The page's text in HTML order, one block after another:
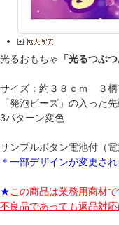
光るおもちゃ 「光るつぶ
サイズ：約３８ｃｍ ３柄
「発泡ビーズ」の入った
3パターン変色
サンプルボタン電池付（
＊一部デザインが変更さ
★この商品は業務用商材で
不良品であっても返品対